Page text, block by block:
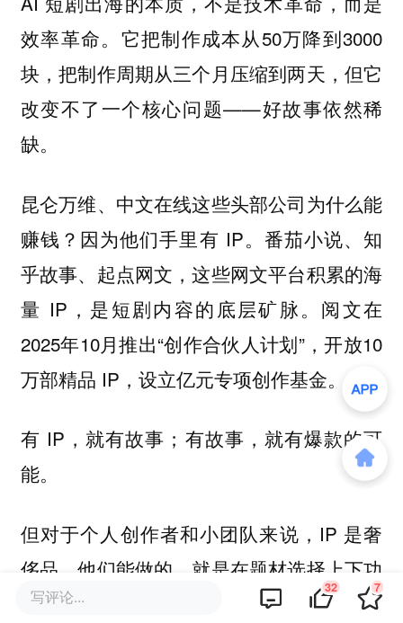
效率革命。它把制作成本从50万降到3000
块，把制作周期从三个月压缩到两天，但它
改变不了一个核心问题——好故事依然稀
缺。
昆仑万维、中文在线这些头部公司为什么能
赚钱？因为他们手里有 IP。番茄小说、知
乎故事、起点网文，这些网文平台积累的海
量 IP，是短剧内容的底层矿脉。阅文在
2025年10月推出“创作合伙人计划”，开放10
万部精品 IP，设立亿元专项创作基金。
有 IP，就有故事；有故事，就有爆款的可
能。
但对于个人创作者和小团队来说，IP 是奢
侈品。他们能做的，就是在题材选择上下功
夫——别选霸总赘婿、穿越宫斗这些文化特
写评论... 32 7